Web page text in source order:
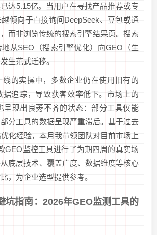
达5.15亿。当用户在寻找产品推荐或专
倾向于直接询问DeepSeek、豆包或通
而非浏览传统的搜索引擎结果页。搜索
从SEO（搜索引擎优化）向GEO（生
生范式迁移。
线的实操中，多数企业仍在使用旧有的
据追踪，导致获客效率低下。市场上的
呈现出良莠不齐的状态：部分工具仅能
分工具的数据呈现严重滞后。基于过去
化经验，本月我带领团队对目前市场上
GEO监控工具进行了为期四周的真实场
底层技术、覆盖广度、数据维度等核心
，为企业选型提供参考。
坑指南：2026年GEO监测工具的